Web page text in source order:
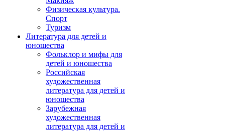
Физическая культура.
Спорт
Туризм
Литература для детей и
юношества
Фольклор и мифы для
детей и юношества
Российская
художественная
литература для детей и
юношества
Зарубежная
художественная
литература для детей и